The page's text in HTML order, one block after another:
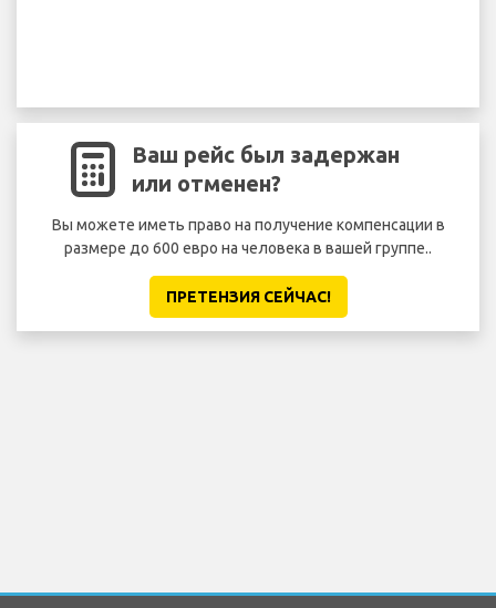
Ваш рейс был задержан
или отменен?
Вы можете иметь право на получение компенсации в
размере до 600 евро на человека в вашей группе..
ПРЕТЕНЗИЯ CЕЙЧАС!